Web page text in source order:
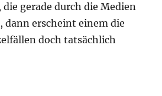
gerade durch die Medien
dann erscheint einem die
doch tatsächlich
– 2. Oktober 2019 – WeWork //